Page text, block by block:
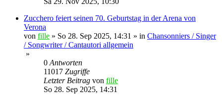
Zucchero feiert seinen 70. Geburtstag in der Arena von
Verona
von fille » So 28. Sep 2025, 14:31 » in Chansonniers / Singer
/ Songwriter / Cantautori allgemein
»
0Antworten
11017 Zugriffe
Letzter Beitrag von fille
So 28. Sep 2025, 14:31